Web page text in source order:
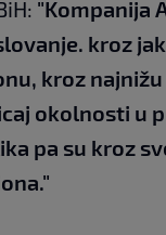
"Kompanija
kroz
kroz
okolnosti u
pa su kroz